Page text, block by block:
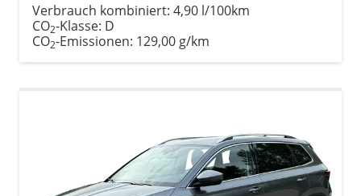
Verbrauch kombiniert: 4,90 l/100km
CO2-Klasse: D
CO2-Emissionen: 129,00 g/km